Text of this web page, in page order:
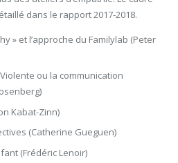
dans le rapport 2017-2018.
» et l’approche du Familylab (Peter
ou la communication
Kabat-Zinn)
(Catherine Gueguen)
(Frédéric Lenoir)